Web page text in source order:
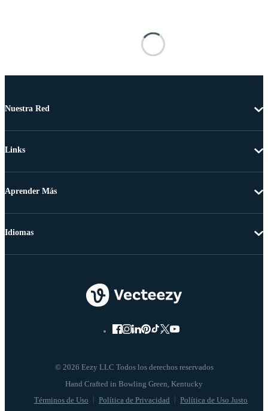
Nuestra Red
Links
Aprender Más
© 2026 Eezy LLC Todos los derechos reservados
Términos de Uso Política de Privacidad Política de Uso Justo
Idiomas